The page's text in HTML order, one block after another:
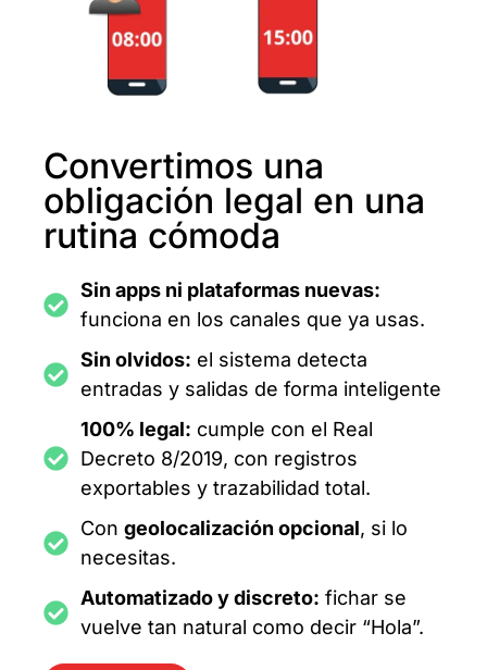
Convertimos una
obligación legal en una
rutina cómoda
Sin apps ni plataformas nuevas:
funciona en los canales que ya usas.
Sin olvidos: el sistema detecta
entradas y salidas de forma inteligente
100% legal: cumple con el Real
Decreto 8/2019, con registros
exportables y trazabilidad total.
Con geolocalización opcional, si lo
necesitas.
Automatizado y discreto: fichar se
vuelve tan natural como decir “Hola”.